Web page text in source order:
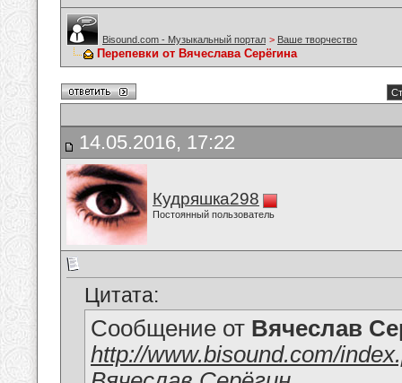
Bisound.com - Музыкальный портал > Ваше творчество
Перепевки от Вячеслава Серёгина
14.05.2016, 17:22
Кудряшка298
Постоянный пользователь
Цитата:
Сообщение от Вячеслав
http://www.bisound.com/